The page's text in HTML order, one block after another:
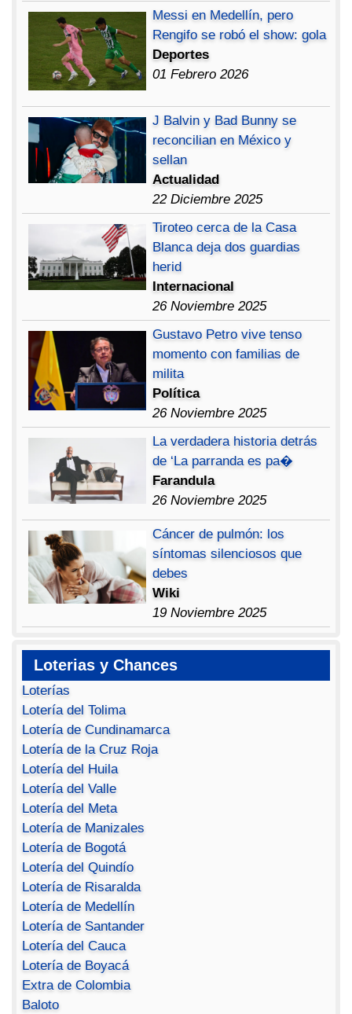
Messi en Medellín, pero
Rengifo se robó el show: gola
Deportes
01 Febrero 2026
J Balvin y Bad Bunny se
reconcilian en México y
sellan
Actualidad
22 Diciembre 2025
Tiroteo cerca de la Casa
Blanca deja dos guardias
herid
Internacional
26 Noviembre 2025
Gustavo Petro vive tenso
momento con familias de
milita
Política
26 Noviembre 2025
La verdadera historia detrás
de ‘La parranda es pa�
Farandula
26 Noviembre 2025
Cáncer de pulmón: los
síntomas silenciosos que
debes
Wiki
19 Noviembre 2025
Loterias y Chances
Loterías
Lotería del Tolima
Lotería de Cundinamarca
Lotería de la Cruz Roja
Lotería del Huila
Lotería del Valle
Lotería del Meta
Lotería de Manizales
Lotería de Bogotá
Lotería del Quindío
Lotería de Risaralda
Lotería de Medellín
Lotería de Santander
Lotería del Cauca
Lotería de Boyacá
Extra de Colombia
Baloto